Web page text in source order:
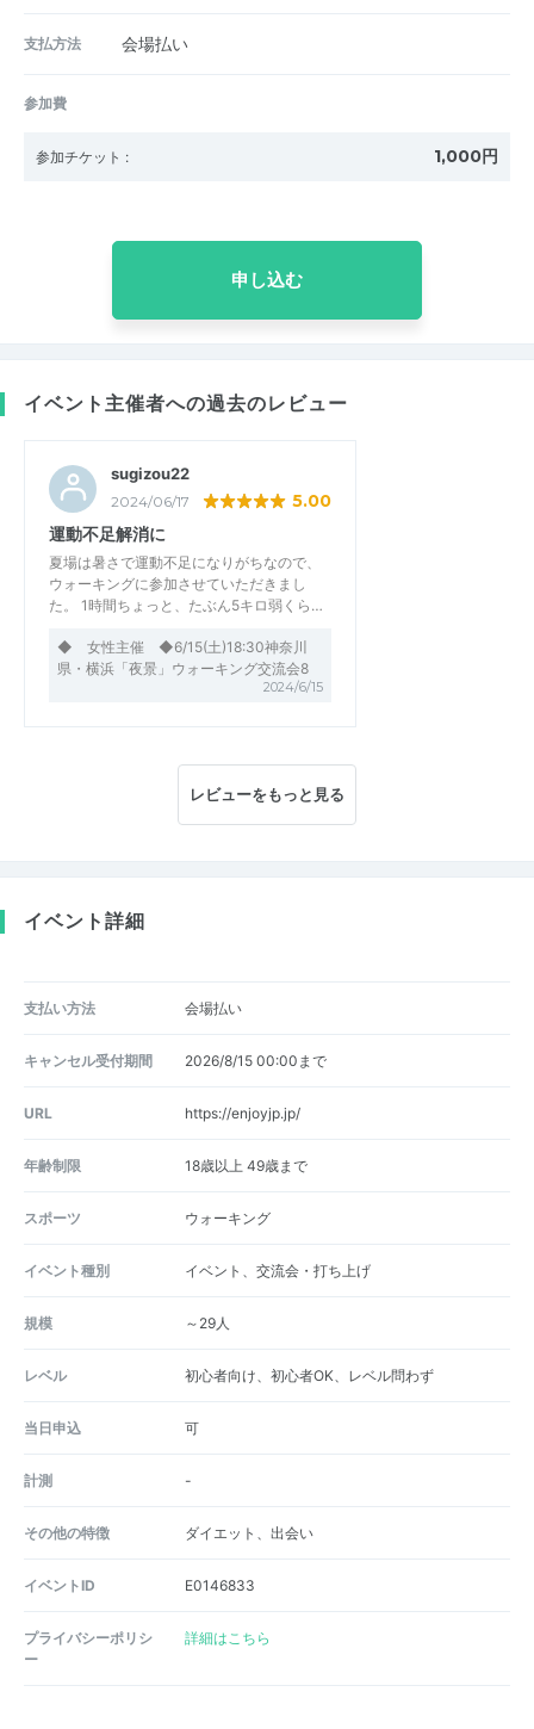
支払方法 会場払い
参加費
参加チケット : 1,000円
申し込む
イベント主催者への過去のレビュー
sugizou22
2024/06/17 5.00
運動不足解消に
夏場は暑さで運動不足になりがちなので、
ウォーキングに参加させていただきまし
た。 1時間ちょっと、たぶん5キロ弱くら…
◆ 女性主催 ◆6/15(土)18:30神奈川
県・横浜「夜景」ウォーキング交流会8
2024/6/15
レビューをもっと見る
イベント詳細
支払い方法 会場払い
キャンセル受付期間 2026/8/15 00:00まで
URL https://enjoyjp.jp/
年齢制限 18歳以上 49歳まで
スポーツ ウォーキング
イベント種別 イベント、交流会・打ち上げ
規模 ～29人
レベル 初心者向け、初心者OK、レベル問わず
当日申込 可
計測 -
その他の特徴 ダイエット、出会い
イベントID E0146833
プライバシーポリシ
ー
詳細はこちら